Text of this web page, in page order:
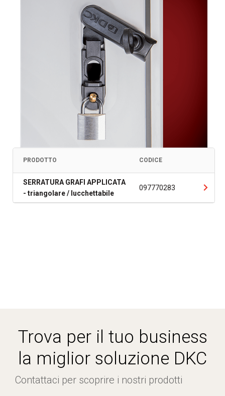
PRODOTTO CODICE
SERRATURA GRAFI APPLICATA
- triangolare / lucchettabile
097770283
Trova per il tuo business
la miglior soluzione DKC
Contattaci per scoprire i nostri prodotti